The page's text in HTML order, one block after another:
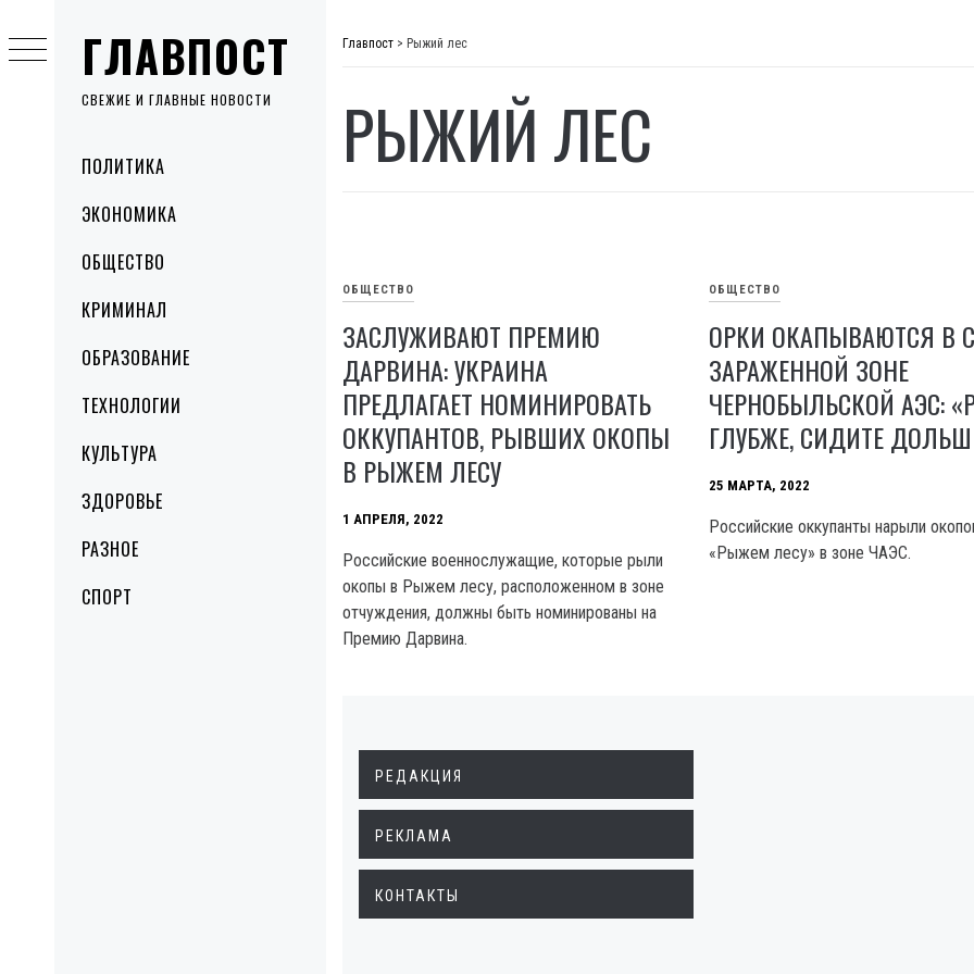
ГЛАВПОСТ
СВЕЖИЕ И ГЛАВНЫЕ НОВОСТИ
MenuПОЛИТИКА
ЭКОНОМИКА
ОБЩЕСТВО
КРИМИНАЛ
ОБРАЗОВАНИЕ
ТЕХНОЛОГИИ
КУЛЬТУРА
ЗДОРОВЬЕ
РАЗНОЕ
СПОРТ
to
content
Главпост > Рыжий лес
РЫЖИЙ ЛЕС
ОБЩЕСТВО
ЗАСЛУЖИВАЮТ ПРЕМИЮ
ДАРВИНА: УКРАИНА
ПРЕДЛАГАЕТ НОМИНИРОВАТЬ
ОККУПАНТОВ, РЫВШИХ ОКОПЫ
В РЫЖЕМ ЛЕСУ
1 АПРЕЛЯ, 2022
Российские военнослужащие, которые рыли
окопы в Рыжем лесу, расположенном в зоне
отчуждения, должны быть номинированы на
Премию Дарвина.
ОБЩЕСТВО
ОРКИ ОКАПЫВАЮТСЯ В
ЗАРАЖЕННОЙ ЗОНЕ
ЧЕРНОБЫЛЬСКОЙ АЭС:
ГЛУБЖЕ, СИДИТЕ
25 МАРТА, 2022
Российские оккупанты нарыли
«Рыжем лесу» в зоне ЧАЭС.
РЕДАКЦИЯ
РЕКЛАМА
КОНТАКТЫ